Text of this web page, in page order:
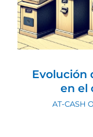
Evolución
en el
AT-CASH